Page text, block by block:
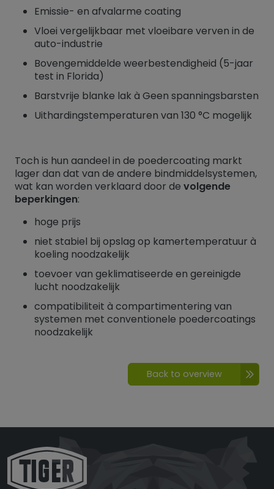
Emissie- en afvalarme coating
Vloei vergelijkbaar met vloeibare verven in de
auto-industrie
Bovengemiddelde weerbestendigheid (5-jaar
test in Florida)
Barstvrije blanke lak à Geen spanningsbarsten
Uithardingstemperaturen van 130 °C mogelijk
Toch is hun aandeel in de poedercoating markt
lager dan dat van de andere bindmiddelsystemen,
wat kan worden verklaard door de volgende
beperkingen:
hoge prijs
niet stabiel bij opslag op kamertemperatuur à
koeling noodzakelijk
toevoer van geklimatiseerde en gereinigde
lucht noodzakelijk
compatibiliteit à compartimentering van
systemen met conventionele poedercoatings
noodzakelijk
Back to overview